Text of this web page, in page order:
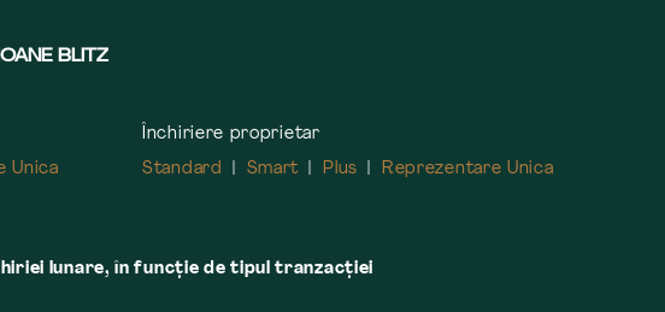
BLITZ
Unica
Închiriere proprietar
Standard
Smart Plus Reprezentare Unica
lunare, în funcție de tipul tranzacției